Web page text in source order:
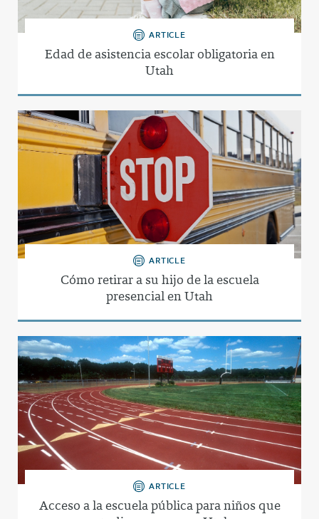
ARTICLE
Edad de asistencia escolar obligatoria en
Utah
ARTICLE
Cómo retirar a su hijo de la escuela
presencial en Utah
ARTICLE
Acceso a la escuela pública para niños que